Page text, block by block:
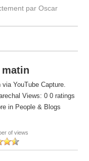
par Oscar
matin
via YouTube Capture.
Views: 0 0 ratings
in People & Blogs
of views